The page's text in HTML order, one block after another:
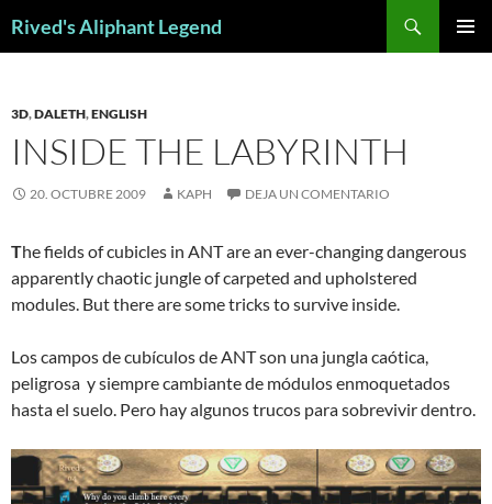
Rived's Aliphant Legend
3D,DALETH,ENGLISH
INSIDE THE LABYRINTH
20. OCTUBRE 2009 KAPH DEJA UN COMENTARIO
The fields of cubicles in ANT are an ever-changing dangerous
apparently chaotic jungle of carpeted and upholstered
modules. But there are some tricks to survive inside.
Los campos de cubículos de ANT son una jungla caótica,
peligrosa y siempre cambiante de módulos enmoquetados
hasta el suelo. Pero hay algunos trucos para sobrevivir dentro.